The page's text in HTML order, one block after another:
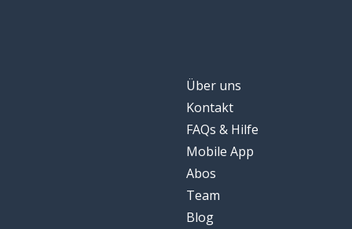
Über uns
Kontakt
FAQs & Hilfe
Mobile App
Abos
Team
Blog